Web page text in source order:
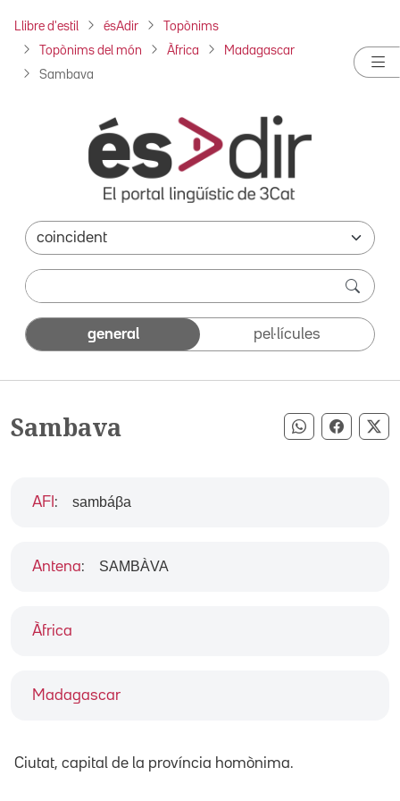
Llibre d'estil ésAdir Topònims
Topònims del món Àfrica Madagascar
Sambava
general pel·lícules
Sambava Compartir
Àfrica
Madagascar
AFI : sambáβa
Antena: SAMBÀVA
Ciutat, capital de la província homònima.